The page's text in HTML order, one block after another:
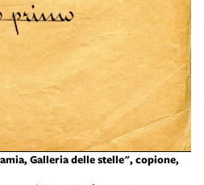
Galleria delle stelle", copione,